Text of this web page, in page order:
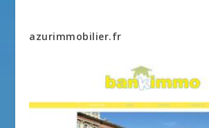
azurimmobilier.fr